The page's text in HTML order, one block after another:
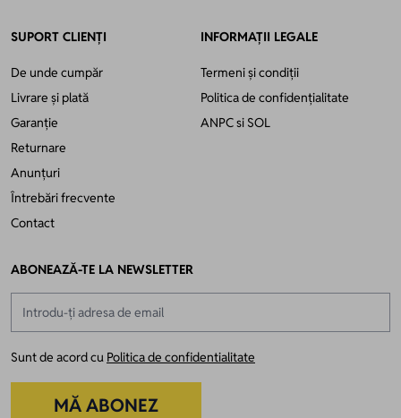
SUPORT CLIENȚI
De unde cumpăr
Livrare și plată
Garanție
Returnare
Anunțuri
Întrebări frecvente
Contact
INFORMAȚII LEGALE
Termeni și condiții
Politica de confidențialitate
ANPCsi SOL
ABONEAZĂ-TE LA NEWSLETTER
Sunt de acord cu Politica de confidentialitate
MĂ ABONEZ